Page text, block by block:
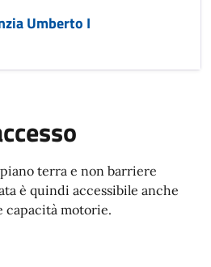
Umberto I
terra e non barriere
è quindi accessibile anche
capacità motorie.